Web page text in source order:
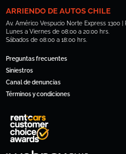
ARRIENDO DE AUTOS CHILE
Av. Américo Vespucio Norte Express 1300 |
Lunes a Viernes de 08:00 a 20:00 hrs.
Sábados de 08:00 a 18:00 hrs.
Preguntas frecuentes
Siniestros
Canal de denuncias
Términos y condiciones